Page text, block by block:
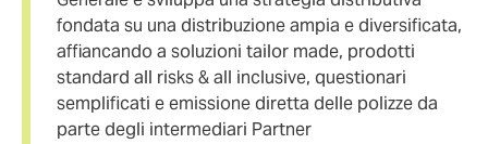
fondata su una distribuzione ampia e diversificata,
affiancando a soluzioni tailor made, prodotti
standard all risks & all inclusive, questionari
semplificati e emissione diretta delle polizze da
parte degli intermediari Partner